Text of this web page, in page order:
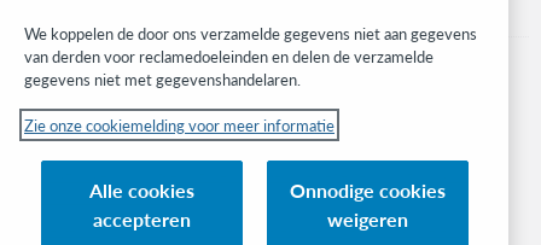
© 2023 OCLC
Inc. en buitenlandse filialen
Cookiemelding Lijst met cookies en cookie-instellingen Privacybeleid
We koppelen de door ons verzamelde gegevens niet aan gegevens
van derden voor reclamedoeleinden en delen de verzamelde
gegevens niet met gegevenshandelaren.
Zie onze cookiemelding voor meer informatie
Alle cookies
accepteren
Onnodige cookies
weigeren